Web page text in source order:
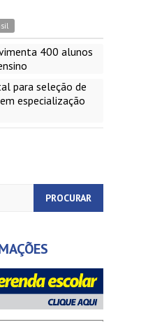
400 alunos
para seleção de
especialização